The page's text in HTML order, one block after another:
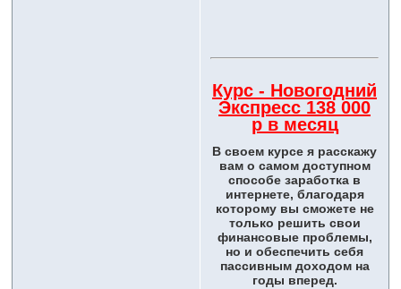
Курс - Новогодний
Экспресс 138 000
р в месяц
В своем курсе я расскажу
вам о самом доступном
способе заработка в
интернете, благодаря
которому вы сможете не
только решить свои
финансовые проблемы,
но и обеспечить себя
пассивным доходом на
годы вперед.